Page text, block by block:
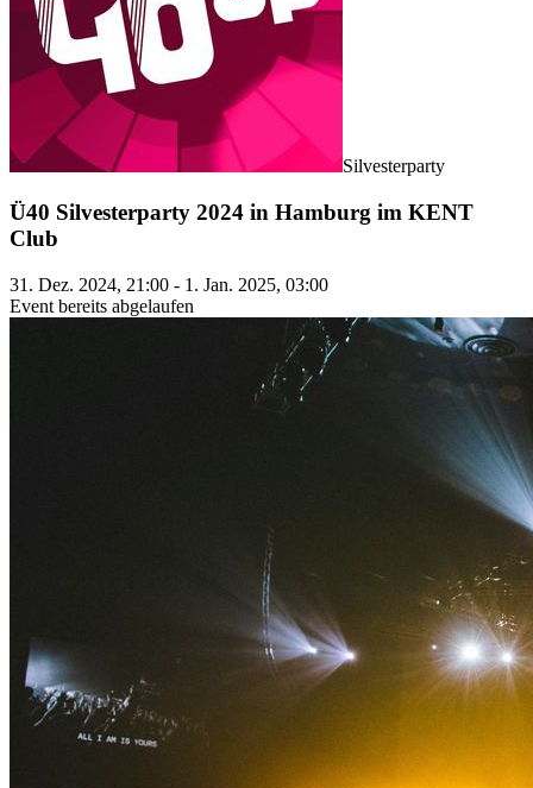
Silvesterparty
Ü40 Silvesterparty 2024 in Hamburg im KENT
Club
31. Dez. 2024, 21:00 - 1. Jan. 2025, 03:00
Event bereits abgelaufen